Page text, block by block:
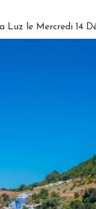
Luz le Mercredi 14